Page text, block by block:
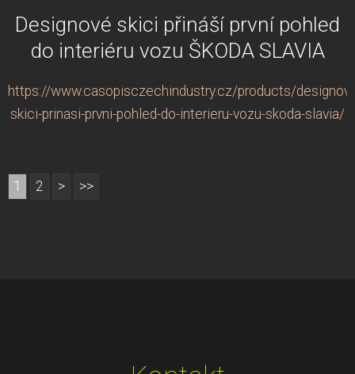
Designové skici přináší první pohled
do interiéru vozu ŠKODA SLAVIA
https://www.casopisczechindustry.cz/products/
skici-prinasi-prvni-pohled-do-interieru-vozu-skoda-slavia/
1 2 > >>